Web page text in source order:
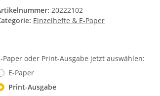
20222102
Einzelhefte & E-Paper
Paper oder Print-Ausgabe jetzt auswählen:
E-Paper
Print-Ausgabe